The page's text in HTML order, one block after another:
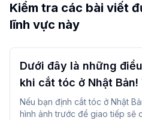
Kiểm tra các bài viết
lĩnh vực này
Dưới đây là những
khi cắt tóc ở Nhật
khách du lịch nước
Nếu bạn định cắt tóc ở Nhật
hình ảnh trước để giao tiếp sẽ